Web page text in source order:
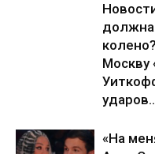
должна
Москву
«На